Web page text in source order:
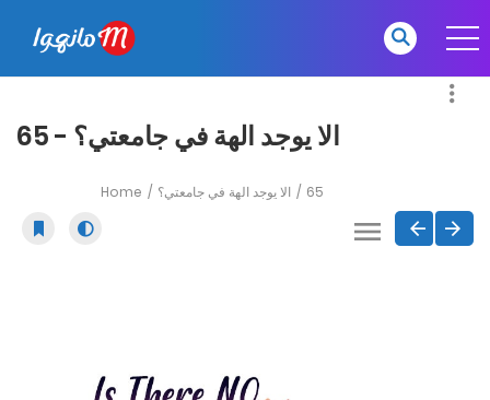
الا يوجد الهة في جامعتي؟ - 65
Home الا يوجد الهة في جامعتي؟ 65